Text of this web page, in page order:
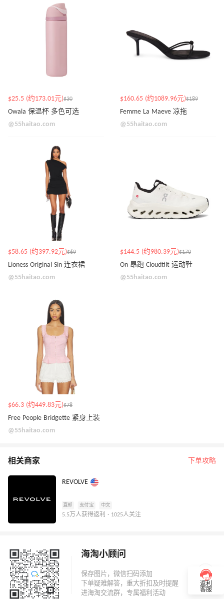
$25.5 (约173.01元)$30
Owala 保温杯 多色可选
@55haitao.com
$160.65 (约1089.96元)$189
Femme La Maeve 凉拖
@55haitao.com
$58.65 (约397.92元)$69
Lioness Original Sin 连衣裙
@55haitao.com
$144.5 (约980.39元)$170
On 昂跑 Cloudtilt 运动鞋
@55haitao.com
$66.3 (约449.83元)$78
Free People Bridgette 紧身上装
@55haitao.com
相关商家 下单攻略
REVOLVE
直邮 支付宝 中文
5.5万人获得返利 · 1025人关注
海淘小顾问
返利
客服